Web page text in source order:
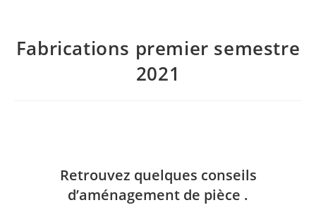
Fabrications premier semestre
2021
Retrouvez quelques conseils
d’aménagement de pièce .